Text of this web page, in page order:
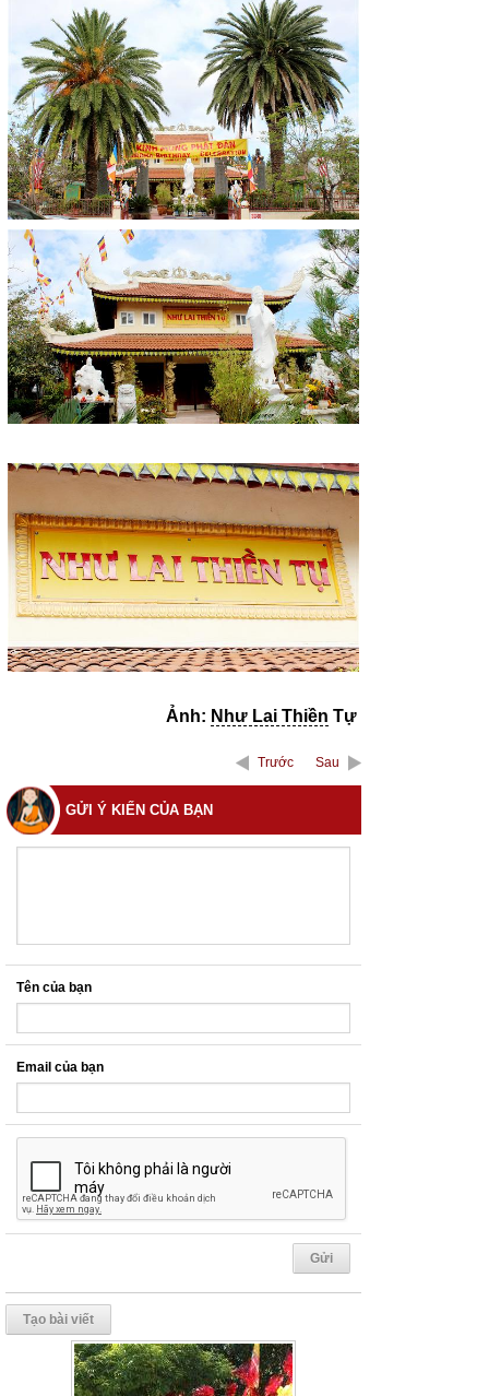
Ảnh: Như Lai Thiền Tự
Trước Sau
GỬI Ý KIẾN CỦA BẠN
Tên của bạn
Email của bạn
Tạo bài viết